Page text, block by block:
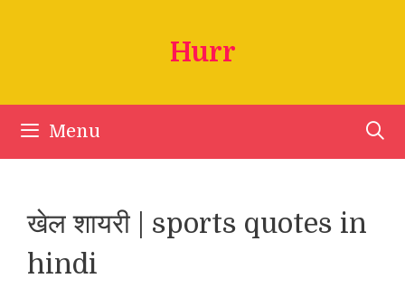
Hurr
Menu
खेल शायरी | sports quotes in
hindi